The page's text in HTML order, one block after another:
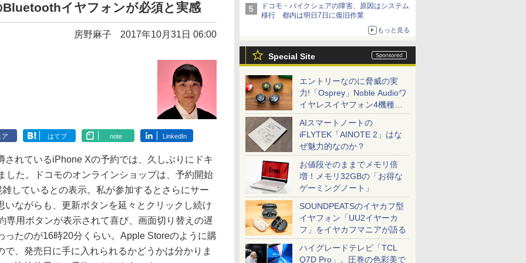
ドコモ・バイクシェアの障害、原因はシステム
移行 都内は明日7日に復旧作業
もっと見る
Special Site
エントリーなのに脅威の実
力!「Osprey」Noble Audioワ
イヤレスイヤフォン4機種を
一気に聴く
AIスマートノートの
iFLYTEK「AINOTE 2」はな
ぜ魅力的なのか？
お値段そのままでメモリ倍
増！メモリ32GBの「お得な
ゲーミングノート」
SOUNDPEATSのイヤカフ型
イヤフォン「UU2イヤーカ
フ」をイヤカフマニアが語る
ハイグレードテレビ「TCL
Q7D Pro」。圧巻の色彩美で
イヤフォンが必須と実感
房野麻子 2017年10月31日 06:00
ア はてブ note LinkedIn
れているiPhone Xの予約では、久しぶりにドキ
した。ドコモのオンラインショップは、予約開始
しているとの表示。私が参加するとさらにサー
いながらも、更新ボタンを延々とクリックし続け
専用ボタンが表示されて喜び、画面切り替えの遅
ったのが16時20分くらい。Apple Storeのように購
、発売日に手に入れられるかどうかは分かりま